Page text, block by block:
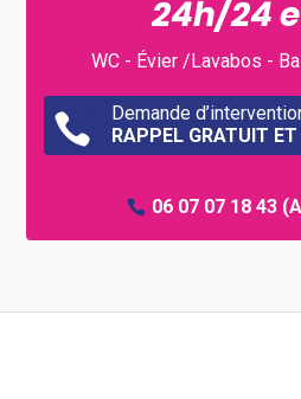
24h/24
WC - Évier /Lavabos -

Demande
RAPPEL GRATUIT
06 07 07 18 43